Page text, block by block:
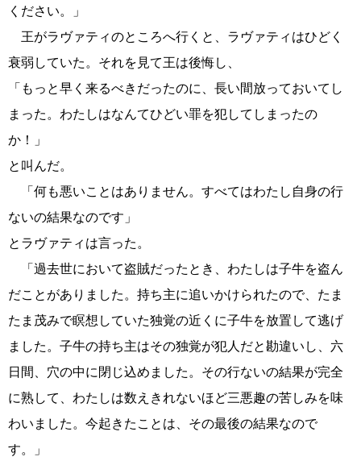
ください。」
王がラヴァティのところへ行くと、ラヴァティはひどく
衰弱していた。それを見て王は後悔し、
「もっと早く来るべきだったのに、長い間放っておいてし
まった。わたしはなんてひどい罪を犯してしまったの
か！」
と叫んだ。
「何も悪いことはありません。すべてはわたし自身の行
ないの結果なのです」
とラヴァティは言った。
「過去世において盗賊だったとき、わたしは子牛を盗ん
だことがありました。持ち主に追いかけられたので、たま
たま茂みで瞑想していた独覚の近くに子牛を放置して逃げ
ました。子牛の持ち主はその独覚が犯人だと勘違いし、六
日間、穴の中に閉じ込めました。その行ないの結果が完全
に熟して、わたしは数えきれないほど三悪趣の苦しみを味
わいました。今起きたことは、その最後の結果なので
す。」